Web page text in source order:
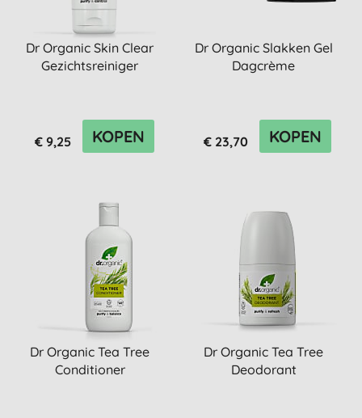
Dr Organic Skin Clear
Gezichtsreiniger
€ 9,25 KOPEN
Dr Organic Slakken Gel
Dagcrème
€ 23,70 KOPEN
Dr Organic Tea Tree
Conditioner
Dr Organic Tea Tree
Deodorant